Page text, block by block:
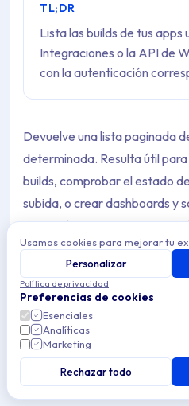
TL;DR
Lista las builds de tus apps
Integraciones o la API de
con la autenticación
Devuelve una lista paginada
determinada. Resulta útil
builds, comprobar el estado
subida, o crear dashboards y
que actúen sobre Builds
Applivery proporciona dos
listar Builds, cada una con
autenticación diferente.
Cómo elegir la API
Usamos cookies para mejorar tu
Personalizar
Política de privacidad
Preferencias de cookies
Esenciales
Analíticas
Marketing
Rechazar todo